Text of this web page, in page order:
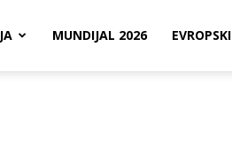
MUNDIJAL 2026 EVROPSKI